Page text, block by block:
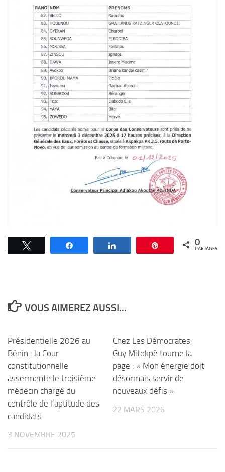
Épingle 0
PARTAGES
VOUS AIMEREZ AUSSI...
Présidentielle 2026 au
Bénin : la Cour
constitutionnelle
assermente le troisième
médecin chargé du
contrôle de l’aptitude des
candidats
3 NOVEMBRE 2025
Chez Les Démocrates,
Guy Mitokpè tourne la
page : « Mon énergie doit
désormais servir de
nouveaux défis »
22 MARS 2026